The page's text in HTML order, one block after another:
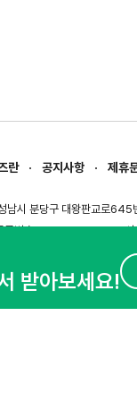
란 공지사항 제휴
남시 분당구 대왕판교로645
록번호 : 144-81-27690(
비스사업자 : 오픈애즈
서
받아보세요!